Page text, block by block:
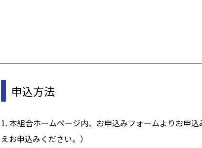
申込方法
1. 本組合ホームページ内、お申込みフォームよりお申
えお申込みください。）